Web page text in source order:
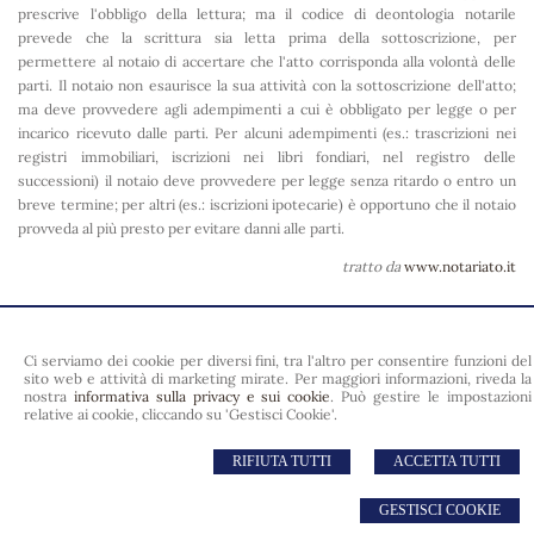
Ci serviamo dei cookie per diversi fini, tra l'altro per consentire funzioni del
sito web e attività di marketing mirate. Per maggiori informazioni, riveda la
nostra informativa sulla privacy e sui cookie. Può gestire le impostazioni
relative ai cookie, cliccando su 'Gestisci Cookie'.
ACCETTA TUTTI
RIFIUTA TUTTI
GESTISCI COOKIE
prescrive l'obbligo della lettura; ma il codice di deontologia notarile
prevede che la scrittura sia letta prima della sottoscrizione, per
permettere al notaio di accertare che l'atto corrisponda alla volontà delle
parti. Il notaio non esaurisce la sua attività con la sottoscrizione dell'atto;
ma deve provvedere agli adempimenti a cui è obbligato per legge o per
incarico ricevuto dalle parti. Per alcuni adempimenti (es.: trascrizioni nei
registri immobiliari, iscrizioni nei libri fondiari, nel registro delle
successioni) il notaio deve provvedere per legge senza ritardo o entro un
breve termine; per altri (es.: iscrizioni ipotecarie) è opportuno che il notaio
provveda al più presto per evitare danni alle parti.
tratto dawww.notariato.it
Viale Della Piramide Cestia, 1 - 00153 Roma (RM)
Tel. 0694537437
Email:cbruno@notariato.it
-Cookie Policy- Gestisci Cookie-Credits